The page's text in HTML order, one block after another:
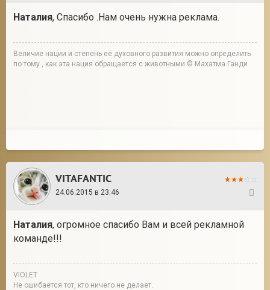
Наталия, Спасибо .Нам очень нужна реклама.
Величие нации и степень её духовного развития можно определить
по тому , как эта нация обращается с животными © Махатма Ганди
VITAFANTIC
24.06.2015 в 23:46
Наталия, огромное спасибо Вам и всей рекламной
команде!!!
VIOLET
Не ошибается тот, кто ничего не делает.